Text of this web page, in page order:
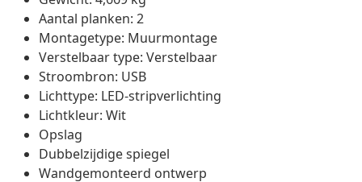
Aantal planken: 2
Montagetype: Muurmontage
Verstelbaar type: Verstelbaar
Stroombron: USB
Lichttype: LED-stripverlichting
Lichtkleur: Wit
Opslag
Dubbelzijdige spiegel
Wandgemonteerd ontwerp